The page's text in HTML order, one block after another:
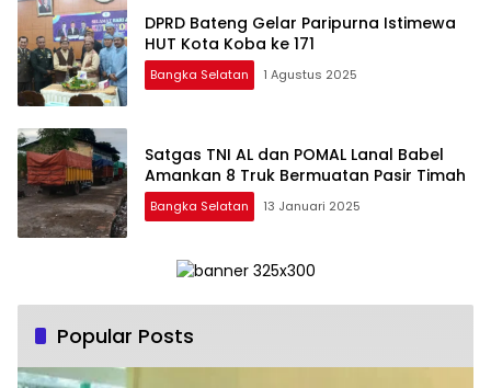
DPRD Bateng Gelar Paripurna Istimewa
HUT Kota Koba ke 171
Bangka Selatan 1 Agustus 2025
Satgas TNI AL dan POMAL Lanal Babel
Amankan 8 Truk Bermuatan Pasir Timah
Bangka Selatan 13 Januari 2025
Popular Posts